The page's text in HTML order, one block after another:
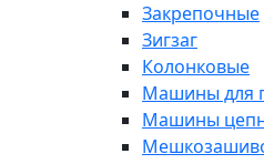
Закрепочные
Зигзаг
Колонковые
Машины для
Машины